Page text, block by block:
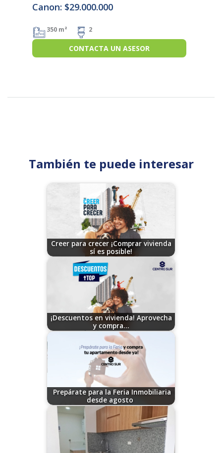
Canon: $29.000.000
350 m² 2
CONTACTA UN ASESOR
También te puede interesar
Creer para crecer ¡Comprar vivienda
sí es posible!
09/29/2023
¡Descuentos en vivienda! Aprovecha
y compra…
08/04/2023
Prepárate para la Feria Inmobiliaria
desde agosto
08/13/2024